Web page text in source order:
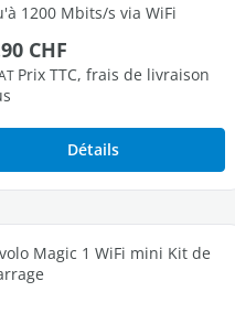
1200 Mbits/s via WiFi
Ethernet Gigabit libres
:
CHF
Prix TTC, frais de livraison
Détails